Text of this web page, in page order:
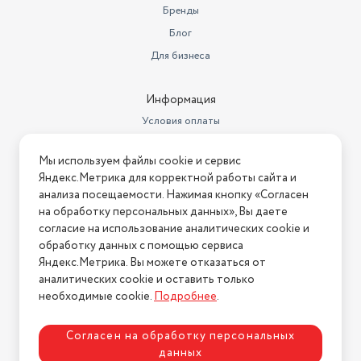
возможность использования
самостоятельной, регулировка
Нагревательный элемент
закрытый
Диаметр нижнего яруса
1 г.
Стандарты HDTV
1 г.
Габариты транспортной
упаковки
35х35х15 см
Размеры и вес
34x37x13 см, 4.20 кг
Бренды
Блог
Для бизнеса
Информация
Условия оплаты
Условия возврата
Нашли ошибку на сайте? Напишите нам
2026 © Интернет-магазин "АстМаркет". У нас есть всё!
Политика конфиденциальности
Мы используем файлы cookie и сервис
Яндекс.Метрика для корректной работы сайта и
анализа посещаемости. Нажимая кнопку «Согласен
на обработку персональных данных», Вы даете
согласие на использование аналитических cookie и
обработку данных с помощью сервиса
Яндекс.Метрика. Вы можете отказаться от
аналитических cookie и оставить только
необходимые cookie.Подробнее.
Согласен на обработку персональных
данных